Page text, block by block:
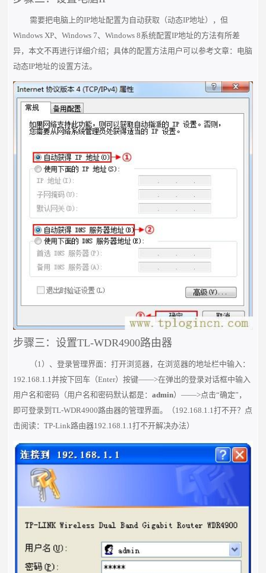
需要把电脑上的IP地址配置为自动获取（动态IP地址），但
Windows XP、Windows 7、Windows 8系统配置IP地址的方法有所差
异，本文不再进行详细介绍；具体的配置方法用户可以参考文章： 电脑
动态IP地址的设置方法。
步骤三：设置TL-WDR4900路由器
（1）、登录管理界面：打开浏览器，在浏览器的地址栏中输入：
192.168.1.1并按下回车（Enter）按键——>在弹出的登录对话框中输入
用户名和密码（用户名和密码默认都是：admin）——>点击“确定”，
即可登录到TL-WDR4900路由器的管理界面。
（192.168.1.1打不开？点
击阅读：TP-Link路由器192.168.1.1打不开解决办法）